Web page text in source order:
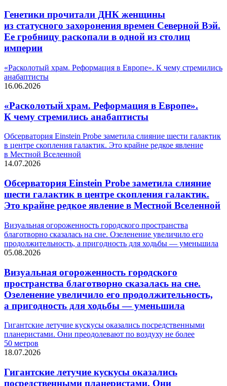
Генетики прочитали ДНК женщины
из статусного захоронения времен Северной Вэй.
Ее гробницу раскопали в одной из столиц
империи
«Расколотый храм. Реформация в Европе». К чему стремились
анабаптисты
16.06.2026
«Расколотый храм. Реформация в Европе».
К чему стремились анабаптисты
Обсерватория Einstein Probe заметила слияние шести галактик
в центре скопления галактик. Это крайне редкое явление
в Местной Вселенной
14.07.2026
Обсерватория Einstein Probe заметила слияние
шести галактик в центре скопления галактик.
Это крайне редкое явление в Местной Вселенной
Визуальная огороженность городского пространства
благотворно сказалась на сне. Озеленение увеличило его
продолжительность, а пригодность для ходьбы — уменьшила
05.08.2026
Визуальная огороженность городского
пространства благотворно сказалась на сне.
Озеленение увеличило его продолжительность,
а пригодность для ходьбы — уменьшила
Гигантские летучие кускусы оказались посредственными
планеристами. Они преодолевают по воздуху не более
50 метров
18.07.2026
Гигантские летучие кускусы оказались
посредственными планеристами. Они